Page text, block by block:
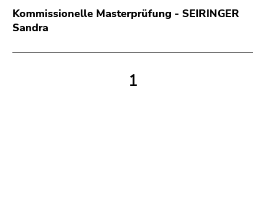
(Benutzer/Sprache)
(Zugriffstaste
Zur
Kommissionelle Masterprüfung - SEIRINGER
Sandra
1